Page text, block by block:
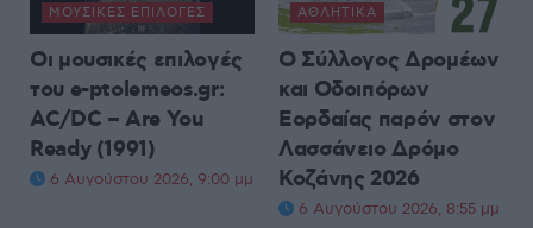
ΜΟΥΣΙΚΈΣ ΕΠΙΛΟΓΈΣ
Οι μουσικές επιλογές
του e-ptolemeos.gr:
AC/DC – Are You
Ready (1991)
6 Αυγούστου 2026, 9:00 μμ
ΑΘΛΗΤΙΚΆ
Ο Σύλλογος Δρομέων
και Οδοιπόρων
Εορδαίας παρόν στον
Λασσάνειο Δρόμο
Κοζάνης 2026
6 Αυγούστου 2026, 8:55 μμ